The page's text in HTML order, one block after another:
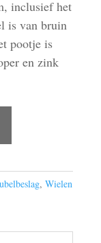
inclusief het
is van bruin
pootje is
en zink
, Wielen